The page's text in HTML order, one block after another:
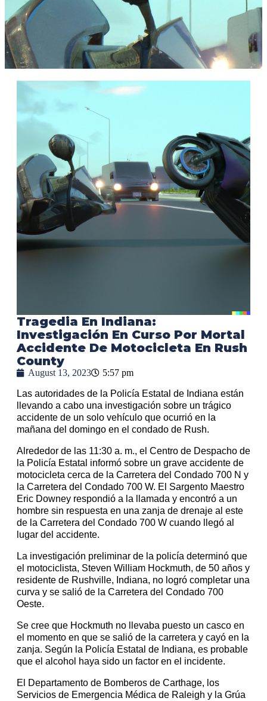
Tragedia En Indiana:
Investigación En Curso Por Mortal
Accidente De Motocicleta En Rush
County
August 13, 2023 5:57 pm
Las autoridades de la Policía Estatal de Indiana están
llevando a cabo una investigación sobre un trágico
accidente de un solo vehículo que ocurrió en la
mañana del domingo en el condado de Rush.
Alrededor de las 11:30 a. m., el Centro de Despacho de
la Policía Estatal informó sobre un grave accidente de
motocicleta cerca de la Carretera del Condado 700 N y
la Carretera del Condado 700 W. El Sargento Maestro
Eric Downey respondió a la llamada y encontró a un
hombre sin respuesta en una zanja de drenaje al este
de la Carretera del Condado 700 W cuando llegó al
lugar del accidente.
La investigación preliminar de la policía determinó que
el motociclista, Steven William Hockmuth, de 50 años y
residente de Rushville, Indiana, no logró completar una
curva y se salió de la Carretera del Condado 700
Oeste.
Se cree que Hockmuth no llevaba puesto un casco en
el momento en que se salió de la carretera y cayó en la
zanja. Según la Policía Estatal de Indiana, es probable
que el alcohol haya sido un factor en el incidente.
El Departamento de Bomberos de Carthage, los
Servicios de Emergencia Médica de Raleigh y la Grúa